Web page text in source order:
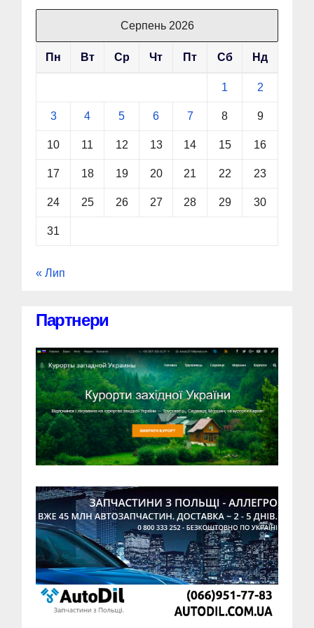
Серпень 2026
Пн Вт Ср Чт Пт Сб Нд
1 2
3 4 5 6 7 8 9
10 11 12 13 14 15 16
17 18 19 20 21 22 23
24 25 26 27 28 29 30
31
« Лип
Партнери